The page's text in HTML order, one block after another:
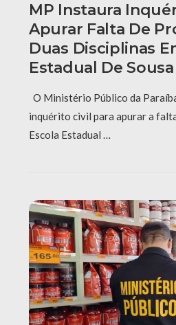
MP Instaura
Apurar Falta De
Duas Disciplinas
Estadual De Sousa
O Ministério Público da
inquérito civil para apurar a
Escola Estadual …